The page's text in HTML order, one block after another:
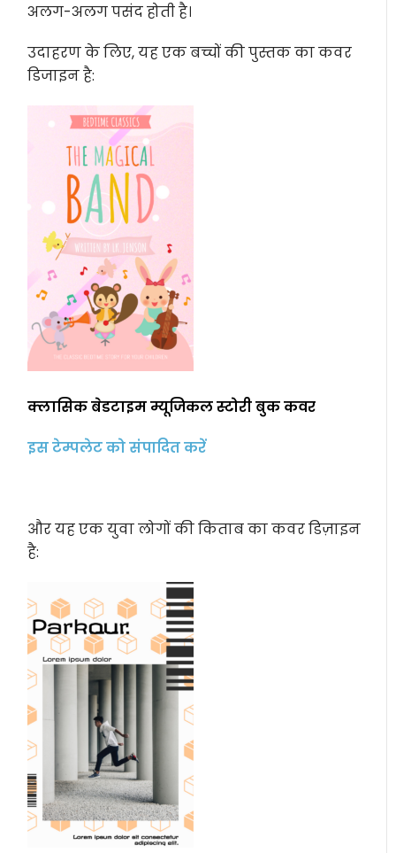
अलग-अलग पसंद होती है।
उदाहरण के लिए, यह एक बच्चों की पुस्तक का कवर
डिजाइन है:
क्लासिक बेडटाइम म्यूजिकल स्टोरी बुक कवर
इस टेम्पलेट को संपादित करें
और यह एक युवा लोगों की किताब का कवर डिज़ाइन
है: